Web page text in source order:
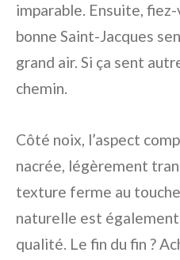
imparable. Ensuite, fiez-
bonne Saint-Jacques
grand air. Si ça sent
chemin.
Côté noix, l’aspect
nacrée, légèrement
texture ferme au
naturelle est
qualité. Le fin du fin ?